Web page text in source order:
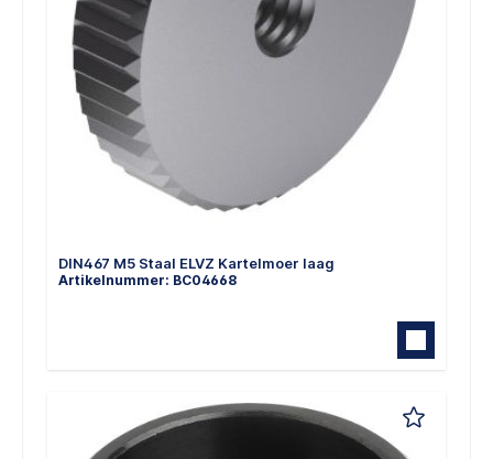
DIN467 M5 Staal ELVZ Kartelmoer laag
Artikelnummer: BC04668